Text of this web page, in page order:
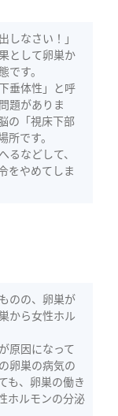
しなさい！」
として卵巣か
す。
垂体性」と呼
題がありま
の「視床下部
です。
などして、
をやめてしま
のの、卵巣が
から女性ホル
原因になって
卵巣の病気の
も、卵巣の働き
ホルモンの分泌